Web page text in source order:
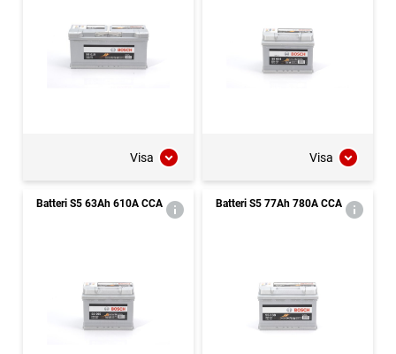
Visa Visa
Batteri S5 63Ah 610A CCA Batteri S5 77Ah 780A CCA